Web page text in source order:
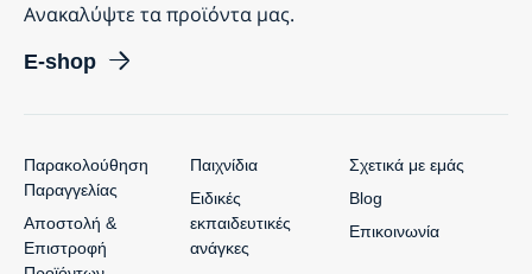
Ανακαλύψτε τα προϊόντα μας.
E-shop
Σχετικά με εμάς
Blog
Επικοινωνία
Παιχνίδια
Ειδικές
εκπαιδευτικές
ανάγκες
Παρακολούθηση
Παραγγελίας
Αποστολή &
Επιστροφή